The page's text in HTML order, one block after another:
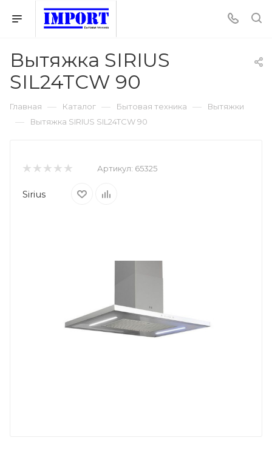
Вытяжка SIRIUS
SIL24TCW 90
Главная — Каталог — Бытовая техника — Вытяжки
— Вытяжка SIRIUS SIL24TCW 90
Артикул: 65325
Sirius